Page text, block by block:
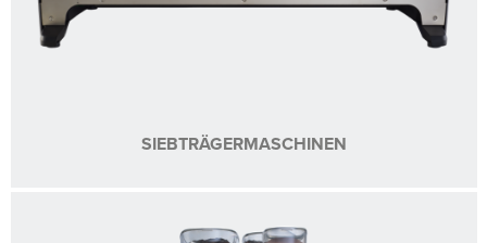
SIEBTRÄGERMASCHINEN